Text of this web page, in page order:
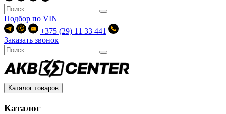
Подбор по VIN
+375 (29) 11 33 441
Заказать звонок
Каталог товаров
Каталог